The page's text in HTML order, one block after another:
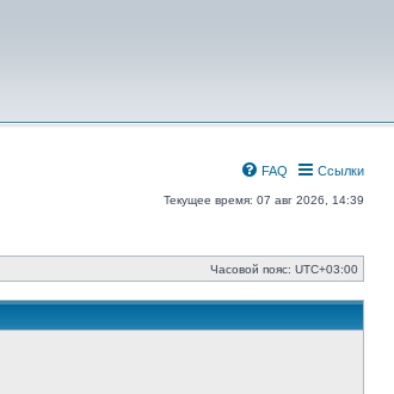
Ссылки
FAQ
Текущее время: 07 авг 2026, 14:39
Часовой пояс: UTC+03:00